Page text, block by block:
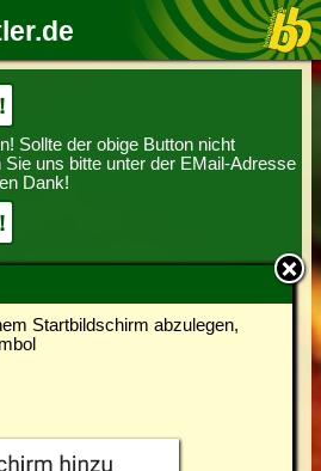
Startbildschirm abzulegen,